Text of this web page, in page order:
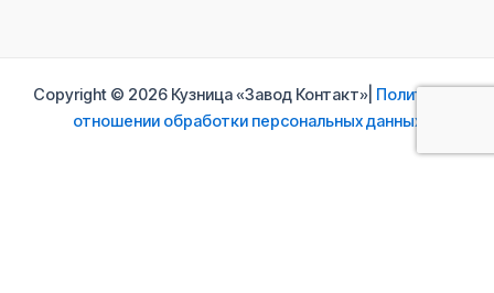
Copyright © 2026 Кузница «Завод Контакт»| Политика в
отношении обработки персональных данных